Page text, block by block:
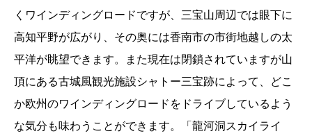
くワインディングロードですが、三宝山周辺では眼下に
高知平野が広がり、その奥には香南市の市街地越しの太
平洋が眺望できます。また現在は閉鎖されていますが山
頂にある古城風観光施設シャトー三宝跡によって、どこ
か欧州のワインディングロードをドライブしているよう
な気分も味わうことができます。「龍河洞スカイライ